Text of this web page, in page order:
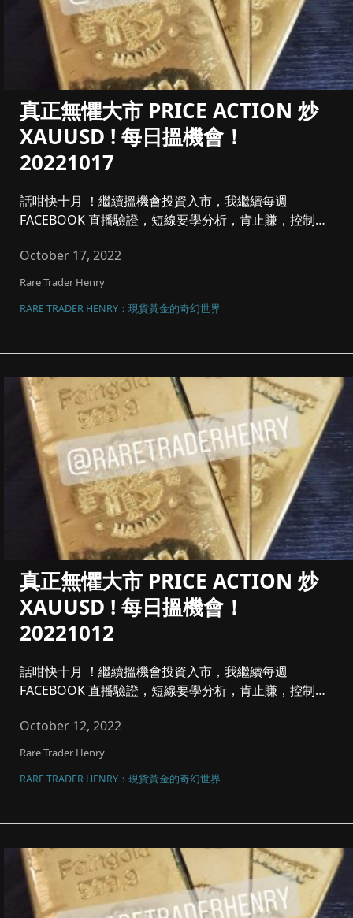
真正無懼大市 PRICE ACTION 炒
XAUUSD ! 每日搵機會！
20221017
話咁快十月 ！繼續搵機會投資入市，我繼續每週
FACEBOOK 直播驗證，短線要學分析，肯止賺，控制注
October 17, 2022
Rare Trader Henry
RARE TRADER HENRY：現貨黃金的奇幻世界
真正無懼大市 PRICE ACTION 炒
XAUUSD ! 每日搵機會！
20221012
話咁快十月 ！繼續搵機會投資入市，我繼續每週
FACEBOOK 直播驗證，短線要學分析，肯止賺，控制注
October 12, 2022
Rare Trader Henry
RARE TRADER HENRY：現貨黃金的奇幻世界